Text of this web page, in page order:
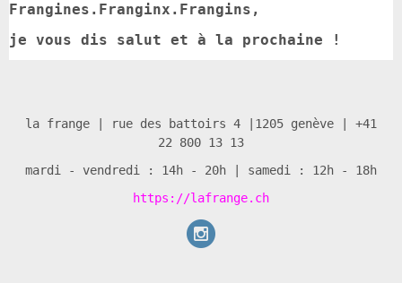
Frangines.Franginx.Frangins,
je vous dis salut et à la prochaine !
la frange | rue des battoirs 4 |1205 genève | +41
22 800 13 13
mardi - vendredi : 14h - 20h | samedi : 12h - 18h
https://lafrange.ch